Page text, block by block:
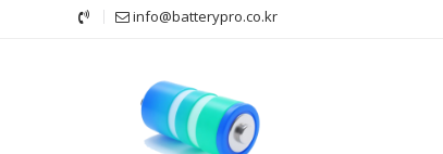
info@batterypro.co.kr